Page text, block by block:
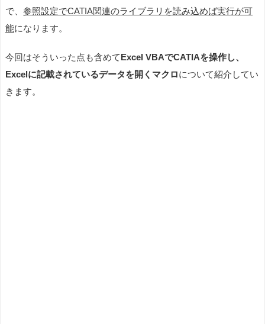
で、 参照設定でCATIA関連のライブラリを読み込めば実行が可
能になります。
今回はそういった点も含めてExcel VBAでCATIAを操作し、
Excelに記載されているデータを開くマクロについて紹介してい
きます。